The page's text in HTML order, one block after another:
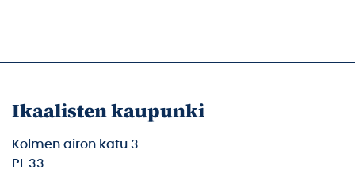
Ikaalisten kaupunki
Kolmen airon katu 3
PL 33